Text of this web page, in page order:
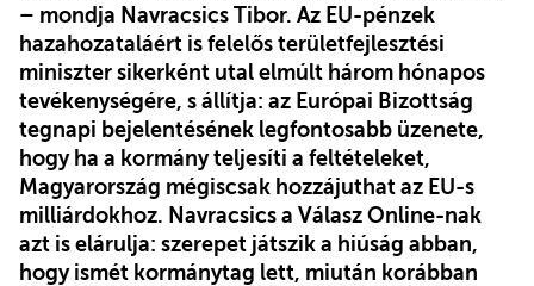
– mondja Navracsics Tibor. Az EU-pénzek
hazahozataláért is felelős területfejlesztési
miniszter sikerként utal elmúlt három hónapos
tevékenységére, s állítja: az Európai Bizottság
tegnapi bejelentésének legfontosabb üzenete,
hogy ha a kormány teljesíti a feltételeket,
Magyarország mégiscsak hozzájuthat az EU-s
milliárdokhoz. Navracsics a Válasz Online-nak
azt is elárulja: szerepet játszik a hiúság abban,
hogy ismét kormánytag lett, miután korábban